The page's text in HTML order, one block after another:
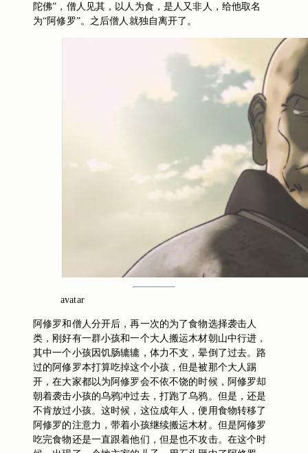
陀佛”，僧人见其，以人为食，是人又非人，给他取名
为“阿修罗”。之后僧人就独自离开了。
avatar
阿修罗和僧人分开后，再一次的为了食物选择袭击人
类，刚好有一群小孩和一个大人搬运木材朝山中行进，
其中一个小孩因饥肠辘辘，体力不支，晕倒了过去。路
过的阿修罗本打算吃掉这个小孩，但是被那个大人踢
开，在大家都以为阿修罗会不依不饶的时候，阿修罗却
朝着袭击小孩的乌鸦冲过去，打跑了乌鸦。但是，还是
不肯放过小孩。这时候，这位成年人，便用食物转移了
阿修罗的注意力，带着小孩继续搬运木材。但是阿修罗
吃完食物还是一直跟着他们，但是也不攻击。在这个时